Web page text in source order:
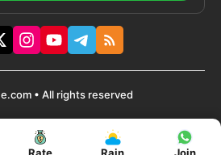
• All rights reserved